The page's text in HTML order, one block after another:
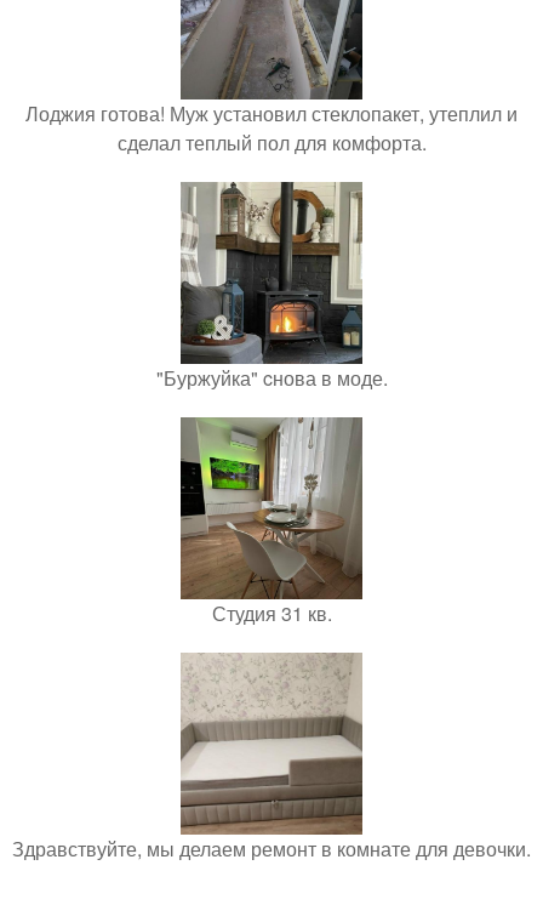
Лоджия готова! Муж установил стеклопакет, утеплил и
сделал теплый пол для комфорта.
"Буржуйка" cнова в моде.
Студия 31 кв.
Здравствуйте, мы делаем ремонт в комнате для девочки.